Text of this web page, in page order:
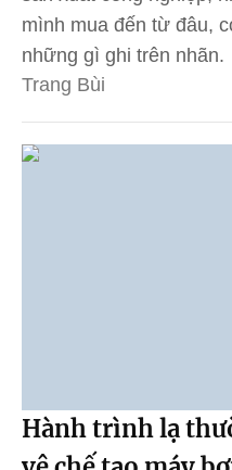
mình mua đến từ đâu,
những gì ghi trên nhãn.
Trang Bùi
Hành trình lạ